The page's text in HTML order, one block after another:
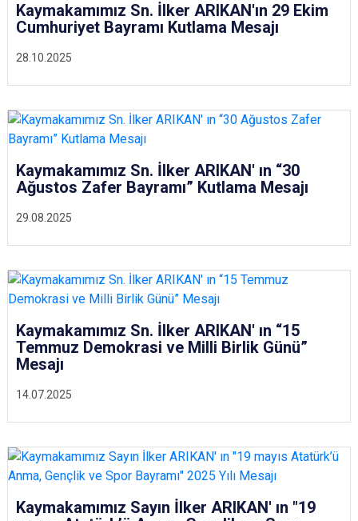
28.10.2025
Kaymakamımız Sn. İlker ARIKAN'ın 29 Ekim
Cumhuriyet Bayramı Kutlama Mesajı
29.08.2025
Kaymakamımız Sn. İlker ARIKAN' ın “30
Ağustos Zafer Bayramı” Kutlama Mesajı
14.07.2025
Kaymakamımız Sn. İlker ARIKAN' ın “15
Temmuz Demokrasi ve Milli Birlik Günü”
Mesajı
Kaymakamımız Sayın İlker ARIKAN' ın "19